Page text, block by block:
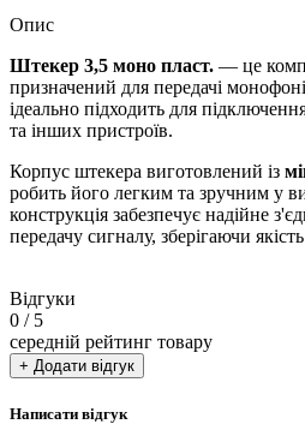
Опис
Штекер 3,5 моно пласт. — це
призначений для передачі
ідеально підходить для
та інших пристроїв.
Корпус штекера виготовлений із
робить його легким та зручним у
конструкція забезпечує надійне
передачу сигналу, зберігаючи
Відгуки
0 / 5
середній рейтинг товару
+ Додати відгук
Написати відгук